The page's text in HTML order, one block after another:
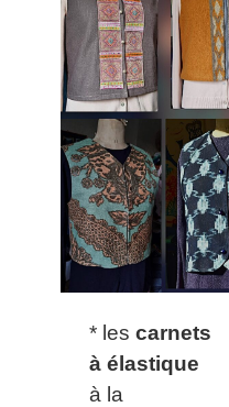
* les carnets
à élastique
à la